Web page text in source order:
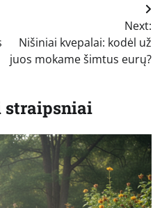
Next:
Nišiniai kvepalai: kodėl už
juos mokame šimtus eurų?
straipsniai